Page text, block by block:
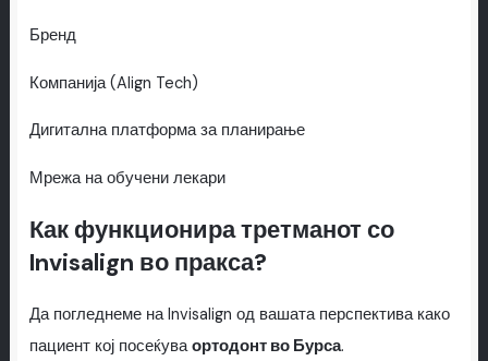
Бренд
Компанија (Align Tech)
Дигитална платформа за планирање
Мрежа на обучени лекари
Как функционира третманот со
Invisalign во пракса?
Да погледнеме на Invisalign од вашата перспектива како
пациент кој посеќуваортодонт во Бурса.